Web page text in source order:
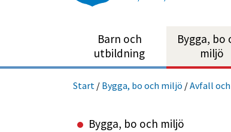
Barn och
utbild­ning
Bygga, bo
miljö
Start / Bygga, bo och miljö /Avfall
Bygga, bo och miljö